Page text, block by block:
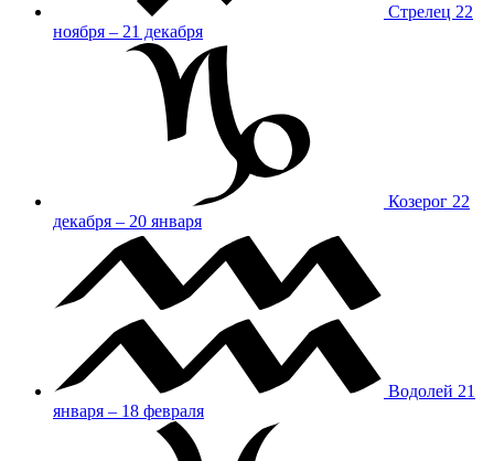
Стрелец 22
ноября – 21 декабря
Козерог 22
декабря – 20 января
Водолей 21
января – 18 февраля